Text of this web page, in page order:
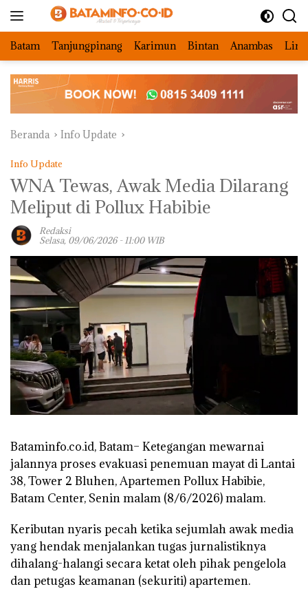
Batam Tanjungpinang Karimun Bintan Anambas
Beranda Info Update
Info Update
WNA Tewas, Awak Media Dilarang
Meliput di Pollux Habibie
Redaksi
Selasa, 09/06/2026 - 11:00 WIB
Bataminfo.co.id, Batam– Ketegangan mewarnai
jalannya proses evakuasi penemuan mayat di Lantai
38, Tower 2 Bluhen, Apartemen Pollux Habibie,
Batam Center, Senin malam (8/6/2026) malam.
Keributan nyaris pecah ketika sejumlah awak media
yang hendak menjalankan tugas jurnalistiknya
dihalang-halangi secara ketat oleh pihak pengelola
dan petugas keamanan (sekuriti) apartemen.